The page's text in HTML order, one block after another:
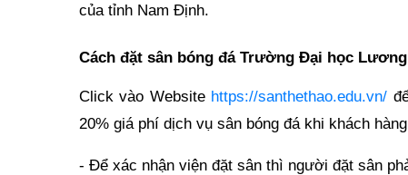
của tỉnh Nam Định.
Cách đặt sân bóng đá Trường Đại học
Click vào Website https://santhethao.edu.vn/
20% giá phí dịch vụ sân bóng đá khi khách
- Để xác nhận viện đặt sân thì người đặt sân